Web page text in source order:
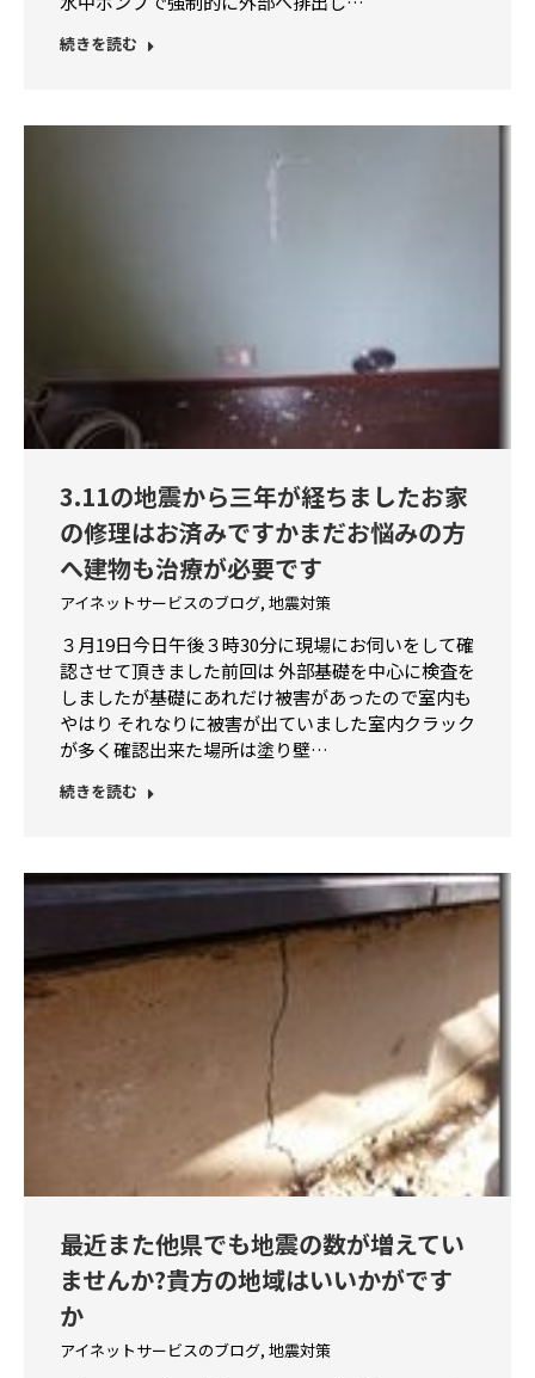
続きを読む
3.11の地震から三年が経ちましたお家
の修理はお済みですかまだお悩みの方
へ建物も治療が必要です
アイネットサービスのブログ, 地震対策
３月19日今日午後３時30分に現場にお伺いをして確
認させて頂きました前回は 外部基礎を中心に検査を
しましたが基礎にあれだけ被害があったので室内も
やはり それなりに被害が出ていました室内クラック
が多く確認出来た場所は塗り壁…
続きを読む
最近また他県でも地震の数が増えてい
ませんか?貴方の地域はいいかがです
か
アイネットサービスのブログ, 地震対策